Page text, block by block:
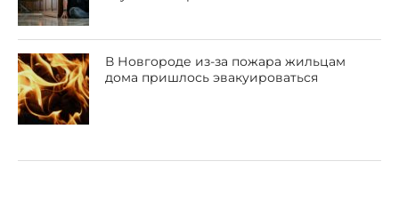
В Новгороде из-за пожара жильцам
дома пришлось эвакуироваться